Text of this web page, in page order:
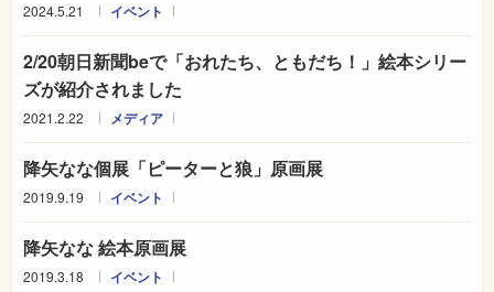
2024.5.21 イベント
2/20朝日新聞beで「おれたち、ともだち！」絵本シリー
ズが紹介されました
2021.2.22 メディア
降矢なな個展「ピーターと狼」原画展
2019.9.19 イベント
降矢なな 絵本原画展
2019.3.18 イベント